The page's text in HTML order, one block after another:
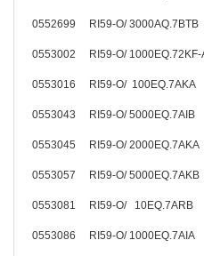
0552699 RI59-O/ 3000AQ.7BTB
0553002 RI59-O/
0553016 RI59-O/ 100EQ.7AKA
0553043 RI59-O/ 5000EQ.7AIB
0553045 RI59-O/ 2000EQ.7AKA
0553057 RI59-O/ 5000EQ.7AKB
0553081 RI59-O/ 10EQ.7ARB
0553086 RI59-O/ 1000EQ.7AIA